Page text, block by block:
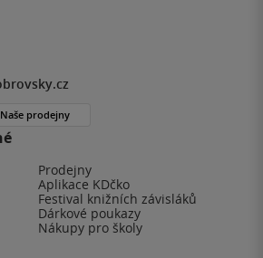
Prodejny
Aplikace KDčko
Festival knižních závisláků
Dárkové poukazy
Nákupy pro školy
Naše prodejny